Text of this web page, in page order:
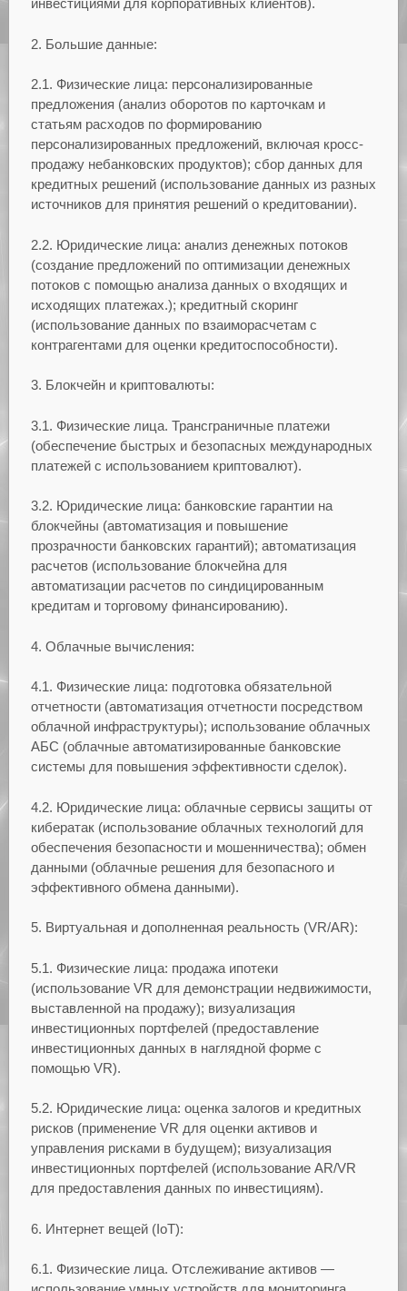
инвестициями для корпоративных клиентов).
2. Большие данные:
2.1. Физические лица: персонализированные
предложения (анализ оборотов по карточкам и
статьям расходов по формированию
персонализированных предложений, включая кросс-
продажу небанковских продуктов); сбор данных для
кредитных решений (использование данных из разных
источников для принятия решений о кредитовании).
2.2. Юридические лица: анализ денежных потоков
(создание предложений по оптимизации денежных
потоков с помощью анализа данных о входящих и
исходящих платежах.); кредитный скоринг
(использование данных по взаиморасчетам с
контрагентами для оценки кредитоспособности).
3. Блокчейн и криптовалюты:
3.1. Физические лица. Трансграничные платежи
(обеспечение быстрых и безопасных международных
платежей с использованием криптовалют).
3.2. Юридические лица: банковские гарантии на
блокчейны (автоматизация и повышение
прозрачности банковских гарантий); автоматизация
расчетов (использование блокчейна для
автоматизации расчетов по синдицированным
кредитам и торговому финансированию).
4. Облачные вычисления:
4.1. Физические лица: подготовка обязательной
отчетности (автоматизация отчетности посредством
облачной инфраструктуры); использование облачных
АБС (облачные автоматизированные банковские
системы для повышения эффективности сделок).
4.2. Юридические лица: облачные сервисы защиты от
кибератак (использование облачных технологий для
обеспечения безопасности и мошенничества); обмен
данными (облачные решения для безопасного и
эффективного обмена данными).
5. Виртуальная и дополненная реальность (VR/AR):
5.1. Физические лица: продажа ипотеки
(использование VR для демонстрации недвижимости,
выставленной на продажу); визуализация
инвестиционных портфелей (предоставление
инвестиционных данных в наглядной форме с
помощью VR).
5.2. Юридические лица: оценка залогов и кредитных
рисков (применение VR для оценки активов и
управления рисками в будущем); визуализация
инвестиционных портфелей (использование AR/VR
для предоставления данных по инвестициям).
6. Интернет вещей (IoT):
6.1. Физические лица. Отслеживание активов —